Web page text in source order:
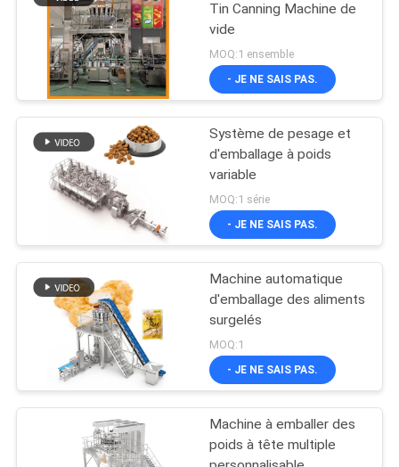
Tin Canning Machine de
vide
MOQ:1 ensemble
- JE NE SAIS PAS.
Système de pesage et
d'emballage à poids
variable
MOQ:1 série
- JE NE SAIS PAS.
Machine automatique
d'emballage des aliments
surgelés
MOQ:1
- JE NE SAIS PAS.
Machine à emballer des
poids à tête multiple